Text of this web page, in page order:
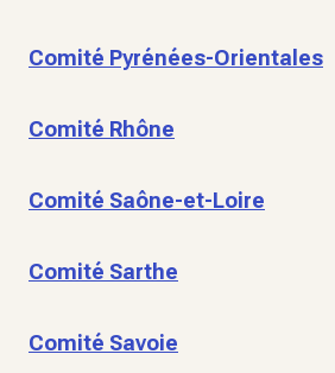
Comité Pyrénées-Orientales
Comité Rhône
Comité Saône-et-Loire
Comité Sarthe
Comité Savoie